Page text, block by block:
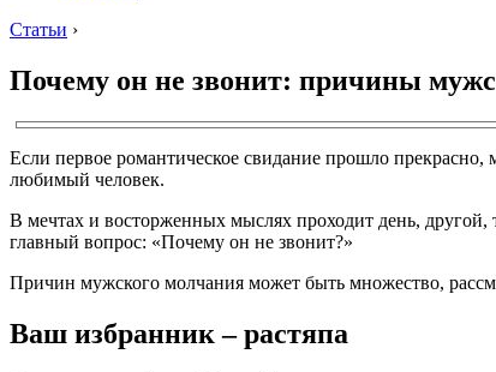
Статьи ›
Почему он не звонит: причины
Если первое романтическое свидание прошло
любимый человек.
В мечтах и восторженных мыслях проходит день, другой,
главный вопрос: «Почему он не звонит?»
Причин мужского молчания может быть множество,
Ваш избранник – растяпа